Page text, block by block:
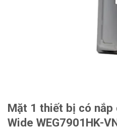
Mặt 1 thiết bị có nắp
Wide WEG7901HK-